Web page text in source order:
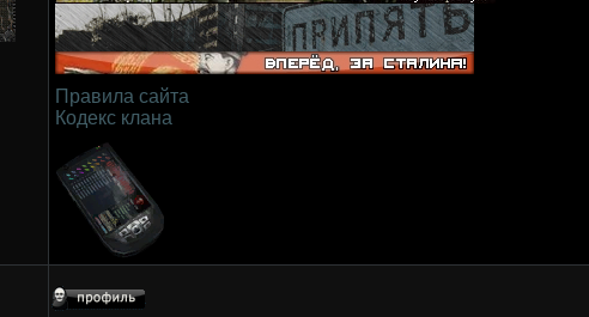
Правила сайта
Кодекс клана